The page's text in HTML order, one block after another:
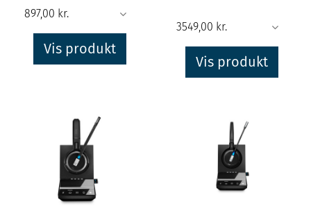
Vis produkt
Vis produkt